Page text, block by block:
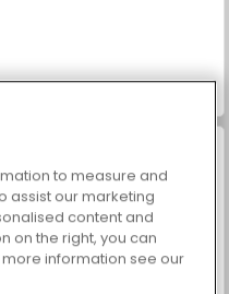
to measure and
assist our marketing
content and
on the right, you can
information see our